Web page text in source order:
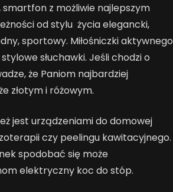
z możliwie najlepszym
od stylu życia elegancki,
sportowy. Miłośniczki aktywnego
słuchawki. Jeśli chodzi o
że Paniom najbardziej
złotym i różowym.
jest urządzeniami do domowej
czy peelingu kawitacyjnego.
spodobać się może
elektryczny koc do stóp.